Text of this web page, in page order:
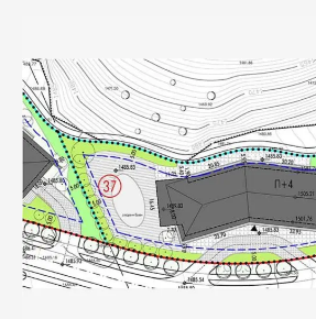
туристичког
ризорта
„Јабучко
равниште“
на
Старој
планини